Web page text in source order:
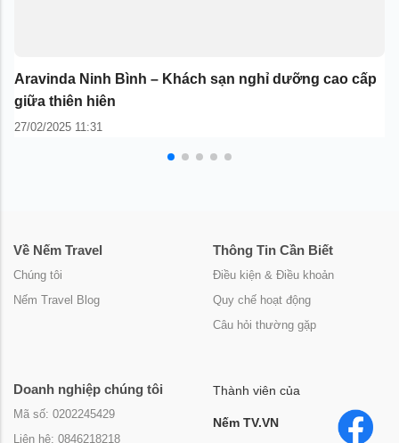
Aravinda Ninh Bình – Khách sạn nghỉ dưỡng cao cấp
giữa thiên hiên
27/02/2025 11:31
Về Nếm Travel
Chúng tôi
Nếm Travel Blog
Thông Tin Cần Biết
Điều kiện & Điều khoản
Quy chế hoạt động
Câu hỏi thường gặp
Doanh nghiệp chúng tôi
Mã số: 0202245429
Liên hệ: 0846218218
Thành viên của
Nếm TV.VN